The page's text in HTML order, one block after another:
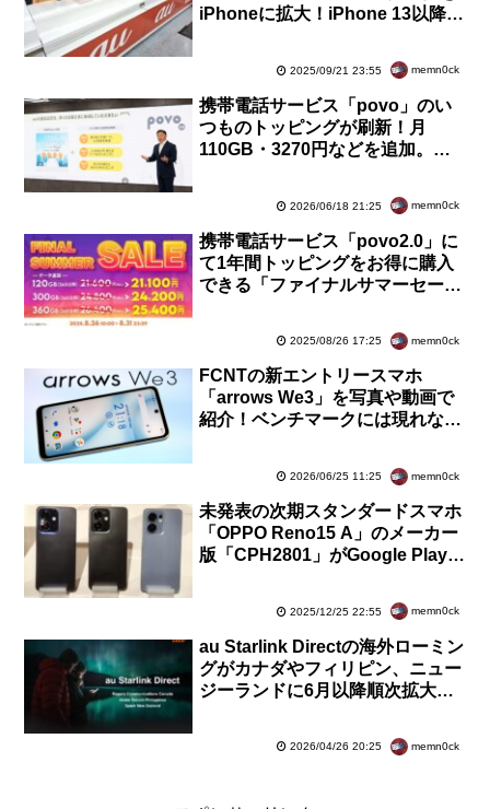
iPhoneに拡大！iPhone 13以降の
2025/09/21 23:55 memn0ck
携帯電話サービス「povo」のい
つものトッピングが刷新！月
110GB・3270円などを追加。新
2026/06/18 21:25 memn0ck
携帯電話サービス「povo2.0」に
て1年間トッピングをお得に購入
できる「ファイナルサマーセー
2025/08/26 17:25 memn0ck
FCNTの新エントリースマホ
「arrows We3」を写真や動画で
紹介！ベンチマークには現れない
2026/06/25 11:25 memn0ck
未発表の次期スタンダードスマホ
「OPPO Reno15 A」のメーカー
版「CPH2801」がGoogle Play対
2025/12/25 22:55 memn0ck
au Starlink Directの海外ローミン
グがカナダやフィリピン、ニュー
ジーランドに6月以降順次拡大！
2026/04/26 20:25 memn0ck